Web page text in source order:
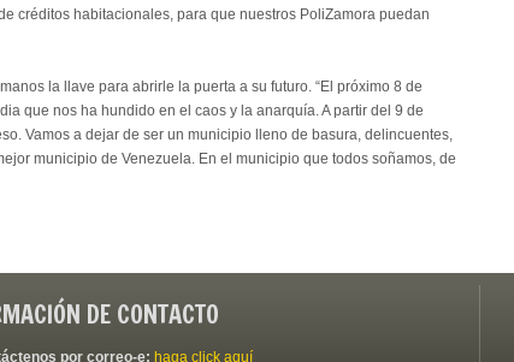
créditos habitacionales, para que nuestros PoliZamora puedan
la llave para abrirle la puerta a su futuro. “El próximo 8 de
que nos ha hundido en el caos y la anarquía. A partir del 9 de
Vamos a dejar de ser un municipio lleno de basura, delincuentes,
municipio de Venezuela. En el municipio que todos soñamos, de
DE CONTACTO
por correo-e: haga click aquí